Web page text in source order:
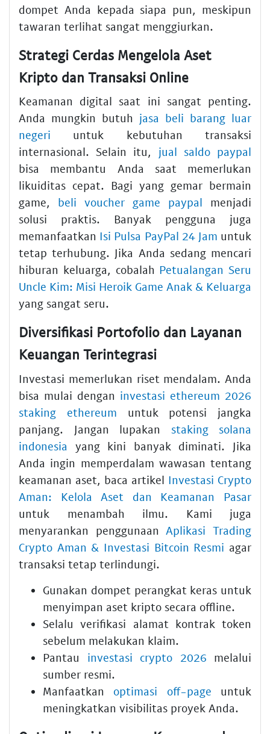
dompet Anda kepada siapa pun, meskipun
tawaran terlihat sangat menggiurkan.
Strategi Cerdas Mengelola Aset
Kripto dan Transaksi Online
Keamanan digital saat ini sangat penting.
Anda mungkin butuh jasa beli barang luar
negeri untuk kebutuhan transaksi
internasional. Selain itu, jual saldo paypal
bisa membantu Anda saat memerlukan
likuiditas cepat. Bagi yang gemar bermain
game, beli voucher game paypal menjadi
solusi praktis. Banyak pengguna juga
memanfaatkan Isi Pulsa PayPal 24 Jam untuk
tetap terhubung. Jika Anda sedang mencari
hiburan keluarga, cobalah Petualangan Seru
Uncle Kim: Misi Heroik Game Anak & Keluarga
yang sangat seru.
Diversifikasi Portofolio dan Layanan
Keuangan Terintegrasi
Investasi memerlukan riset mendalam. Anda
bisa mulai dengan investasi ethereum 2026
staking ethereum untuk potensi jangka
panjang. Jangan lupakan staking solana
indonesia yang kini banyak diminati. Jika
Anda ingin memperdalam wawasan tentang
keamanan aset, baca artikel Investasi Crypto
Aman: Kelola Aset dan Keamanan Pasar
untuk menambah ilmu. Kami juga
menyarankan penggunaan Aplikasi Trading
Crypto Aman & Investasi Bitcoin Resmi agar
transaksi tetap terlindungi.
Gunakan dompet perangkat keras untuk
menyimpan aset kripto secara offline.
Selalu verifikasi alamat kontrak token
sebelum melakukan klaim.
Pantau investasi crypto 2026 melalui
sumber resmi.
Manfaatkan optimasi off-page untuk
meningkatkan visibilitas proyek Anda.